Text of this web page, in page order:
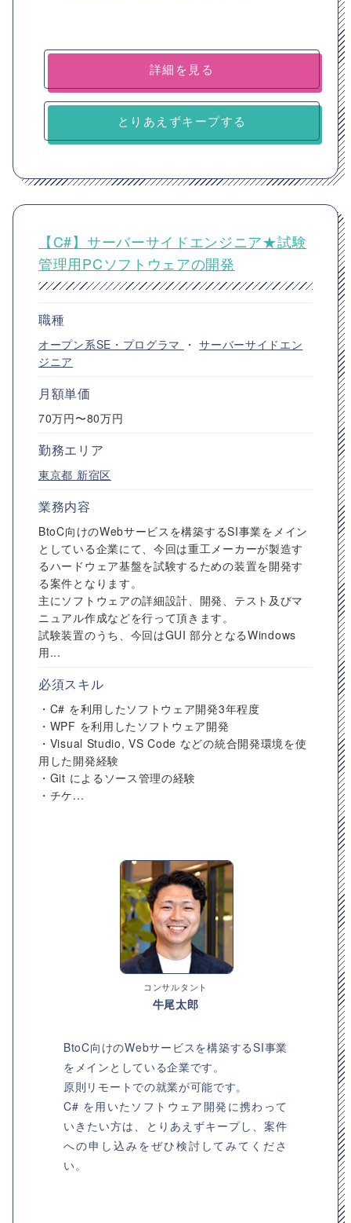
詳細を見る
とりあえずキープする
【C#】サーバーサイドエンジニア★試験
管理用PCソフトウェアの開発
職種
オープン系SE・プログラマ ・サーバーサイドエン
ジニア
月額単価
70万円〜80万円
勤務エリア
東京都 新宿区
業務内容
BtoC向けのWebサービスを構築するSI事業をメイン
としている企業にて、今回は重工メーカーが製造す
るハードウェア基盤を試験するための装置を開発す
る案件となります。
主にソフトウェアの詳細設計、開発、テスト及びマ
ニュアル作成などを行って頂きます。
試験装置のうち、今回はGUI 部分となるWindows
用...
必須スキル
・C# を利用したソフトウェア開発3年程度
・WPF を利用したソフトウェア開発
・Visual Studio, VS Code などの統合開発環境を使
用した開発経験
・Git によるソース管理の経験
・チケ...
コンサルタント
牛尾太郎
BtoC向けのWebサービスを構築するSI事業
をメインとしている企業です。
原則リモートでの就業が可能です。
C# を用いたソフトウェア開発に携わって
いきたい方は、とりあえずキープし、案件
への申し込みをぜひ検討してみてくださ
い。